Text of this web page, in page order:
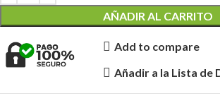
AÑADIR AL CARRITO
Add to compare
Añadir a la Lista de